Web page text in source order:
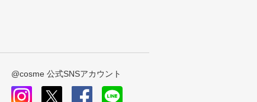
@cosme 公式SNSアカウント